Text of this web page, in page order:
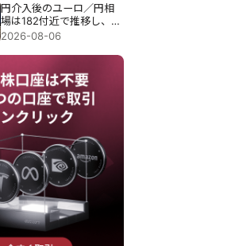
円介入後のユーロ／円相
場は182付近で推移し、円
介入が試される。
2026-08-06